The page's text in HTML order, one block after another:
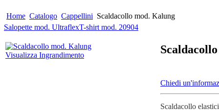
Home Catalogo Cappellini Scaldacollo mod. Kalung
Salopette mod. UltraflexT-shirt mod. 20904
Visualizza Ingrandimento
Chiedi
Scaldacollo